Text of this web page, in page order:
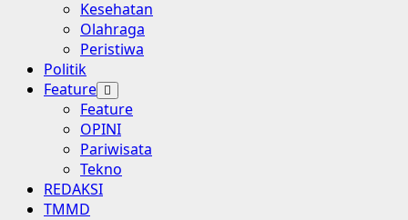
Kesehatan
Olahraga
Peristiwa
Politik
Feature
Feature
OPINI
Pariwisata
Tekno
REDAKSI
TMMD